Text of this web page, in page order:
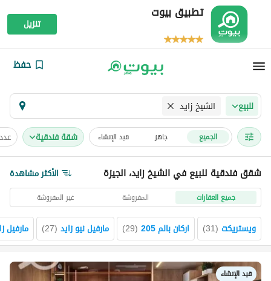
تطبيق بيوت
تنزيل
حفظ
للبيع الشيخ زايد
الجميع جاهز قيد الإنشاء شقة فندقية
شقق فندقية للبيع في الشيخ زايد، الجيزة الأكثر مشاهدة
جميع العقارات المفروشة غير المفروشة
ويستريكت (
31
) اركان بالم 205 (
29
) مارفيل نيو زايد (
27
) مارفيل
قيد الإنشاء